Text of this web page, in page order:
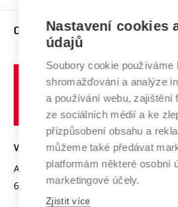
E-přihláška
Závěrečné práce
Doktorské studium
Studium bez bariér
Podpora podnikání
Mezinárodní vědecká rada
Systém zajišťování kvality výzkumu
Výzkumné infrastruktury
Transfer znalostí
Open Science
Projekty
Projekty ze strukturálních fondů
Specifický výzkum
Zahraniční spolupráce
Spolupráce se školami
Služby univerzity
Mezinárodní dohody
Univerzitní sítě
O UNIVERZITĚ
Profil univerzity
Udržitelná univerzita
Podnikavá univerzita / ContriBUTe
Bezpečná univerzita
Vyznamenání
Organizační struktura
VYSOKÉ UČENÍ TECHNICKÉ V BRNĚ
Antonínská 548/1
602 00 Brno
www.vut.cz
vut@vutbr.cz
Nastavení cookies
údajů
Soubory cookie používáme
shromažďování a analýze
a používání webu, zajištění
ze sociálních médií a ke
přizpůsobení obsahu a
můžeme také předávat
platformám některé osobní
marketingové účely.
Zjistit více